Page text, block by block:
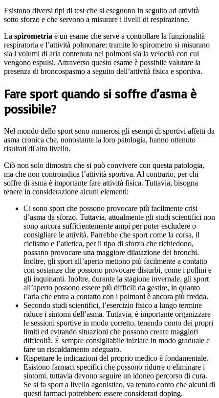
Esistono diversi tipi di test che si eseguono in seguito ad attività
sotto sforzo e che servono a misurare i livelli di respirazione.
La spirometria è un esame che serve a controllare la funzionalità
respiratoria e l’attività polmonare: tramite lo spirometro si misurano
sia i volumi di aria contenuta nei polmoni sia la velocità con cui
vengono espulsi. Attraverso questo esame è possibile valutare la
presenza di broncospasmo a seguito dell’attività fisica e sportiva.
Fare sport quando si soffre d’asma è
possibile?
Nel mondo dello sport sono numerosi gli esempi di sportivi affetti da
asma cronica che, nonostante la loro patologia, hanno ottenuto
risultati di alto livello.
Ciò non solo dimostra che si può convivere con questa patologia,
ma che non controindica l’attività sportiva. Al contrario, per chi
soffre di asma è importante fare attività fisica. Tuttavia, bisogna
tenere in considerazione alcuni elementi:
Ci sono sport che possono provocare più facilmente crisi
d’asma da sforzo. Tuttavia, attualmente gli studi scientifici non
sono ancora sufficientemente ampi per poter escludere o
consigliare le attività. Parrebbe che sport come la corsa, il
ciclismo e l’atletica, per il tipo di sforzo che richiedono,
possano provocare una maggiore dilatazione dei bronchi.
Inoltre, gli sport all’aperto mettono più facilmente a contatto
con sostanze che possono provocare disturbi, come i pollini e
gli inquinanti. Inoltre, durante la stagione invernale, gli sport
all’aperto possono essere più difficili da gestire, in quanto
l’aria che entra a contatto con i polmoni è ancora più fredda.
Secondo studi scientifici, l’esercizio fisico a lungo termine
riduce i sintomi dell’asma. Tuttavia, è importante organizzare
le sessioni sportive in modo corretto, tenendo conto dei propri
limiti ed evitando situazioni che possono creare maggiori
difficoltà. È sempre consigliabile iniziare in modo graduale e
fare un riscaldamento adeguato.
Rispettare le indicazioni del proprio medico è fondamentale.
Esistono farmaci specifici che possono ridurre o eliminare i
sintomi, tuttavia devono seguire un idoneo percorso di cura.
Se si fa sport a livello agonistico, va tenuto conto che alcuni di
questi farmaci potrebbero essere considerati doping.